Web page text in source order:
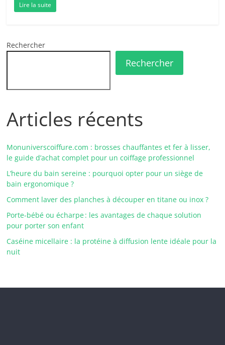
Lire la suite
Rechercher
Rechercher
Articles récents
Monuniverscoiffure.com : brosses chauffantes et fer à lisser,
le guide d’achat complet pour un coiffage professionnel
L’heure du bain sereine : pourquoi opter pour un siège de
bain ergonomique ?
Comment laver des planches à découper en titane ou inox ?
Porte-bébé ou écharpe : les avantages de chaque solution
pour porter son enfant
Caséine micellaire : la protéine à diffusion lente idéale pour la
nuit